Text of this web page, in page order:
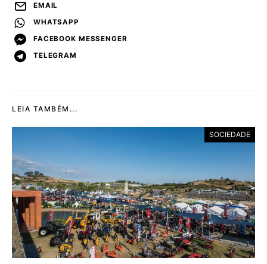
EMAIL
WHATSAPP
FACEBOOK MESSENGER
TELEGRAM
LEIA TAMBÉM...
SOCIEDADE